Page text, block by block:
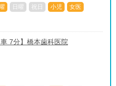
日曜 祝日 小児
女医
車 7分】橋本歯科医院